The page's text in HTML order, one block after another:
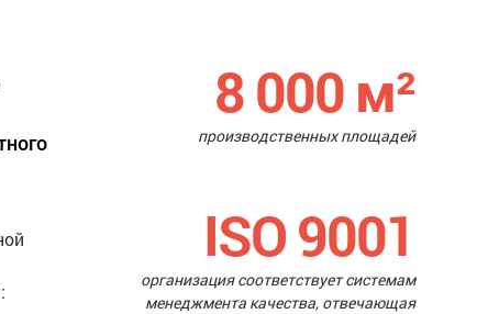
8 000м²
производственных площадей
ISO 9001
организация соответствует системам
менеджмента качества, отвечающая